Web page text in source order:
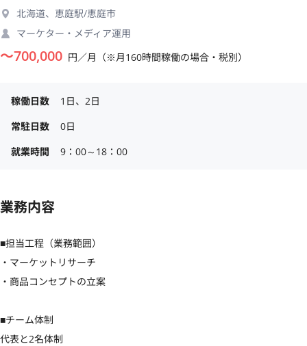
北海道、恵庭駅/恵庭市
マーケター・メディア運用
〜700,000 円／月（※月160時間稼働の場合・税別）
稼働日数
1日、2日
常駐日数
0日
就業時間
9：00～18：00
業務内容
■担当工程（業務範囲）
・マーケットリサーチ
・商品コンセプトの立案
■チーム体制
代表と2名体制